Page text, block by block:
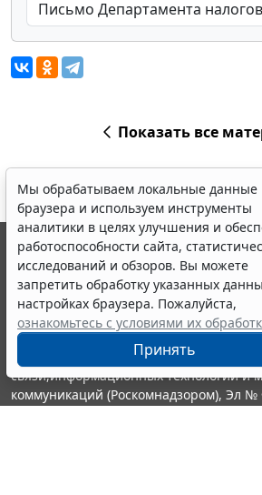
Показать все
Мы обрабатываем локальные данные
браузера и используем инструменты
аналитики в целях улучшения и
работоспособности сайта,
исследований и обзоров. Вы можете
запретить обработку указанных
настройках браузера. Пожалуйста,
ознакомьтесь с условиями их
Принять
© ООО "НПП "ГАРАНТ-СЕРВИС", 2026.
выпускается с 1990 года. Компания
являются участниками Российской
информации ГАРАНТ.
Портал ГАРАНТ.РУ зарегистрирован в
издания Федеральной службой по
связи,информационных технологий и
коммуникаций (Роскомнадзором), Эл №